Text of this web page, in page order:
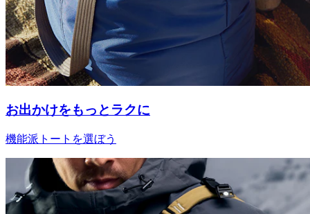
お出かけをもっとラクに
機能派トートを選ぼう